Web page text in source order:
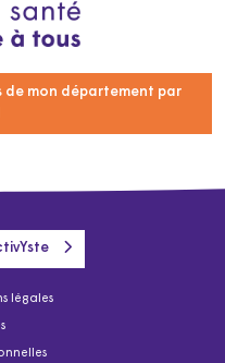
de mon département par
légales